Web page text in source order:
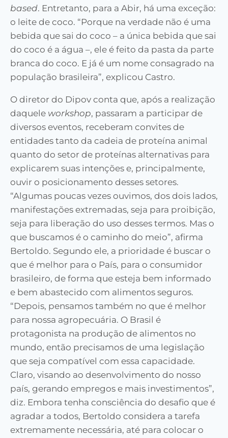
based. Entretanto, para a Abir, há uma exceção:
o leite de coco. “Porque na verdade não é uma
bebida que sai do coco – a única bebida que sai
do coco é a água –, ele é feito da pasta da parte
branca do coco. E já é um nome consagrado na
população brasileira”, explicou Castro.
O diretor do Dipov conta que, após a realização
daquele workshop, passaram a participar de
diversos eventos, receberam convites de
entidades tanto da cadeia de proteína animal
quanto do setor de proteínas alternativas para
explicarem suas intenções e, principalmente,
ouvir o posicionamento desses setores.
“Algumas poucas vezes ouvimos, dos dois lados,
manifestações extremadas, seja para proibição,
seja para liberação do uso desses termos. Mas o
que buscamos é o caminho do meio”, afirma
Bertoldo. Segundo ele, a prioridade é buscar o
que é melhor para o País, para o consumidor
brasileiro, de forma que esteja bem informado
e bem abastecido com alimentos seguros.
“Depois, pensamos também no que é melhor
para nossa agropecuária. O Brasil é
protagonista na produção de alimentos no
mundo, então precisamos de uma legislação
que seja compatível com essa capacidade.
Claro, visando ao desenvolvimento do nosso
país, gerando empregos e mais investimentos”,
diz. Embora tenha consciência do desafio que é
agradar a todos, Bertoldo considera a tarefa
extremamente necessária, até para colocar o